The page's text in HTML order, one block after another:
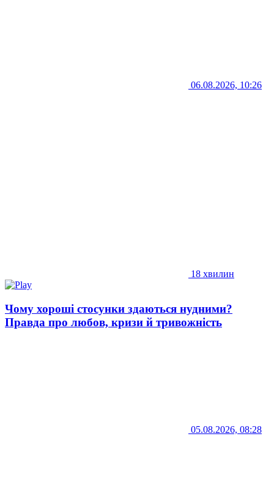
06.08.2026, 10:26
18 хвилин
Чому хороші стосунки здаються нудними?
Правда про любов, кризи й тривожність
05.08.2026, 08:28